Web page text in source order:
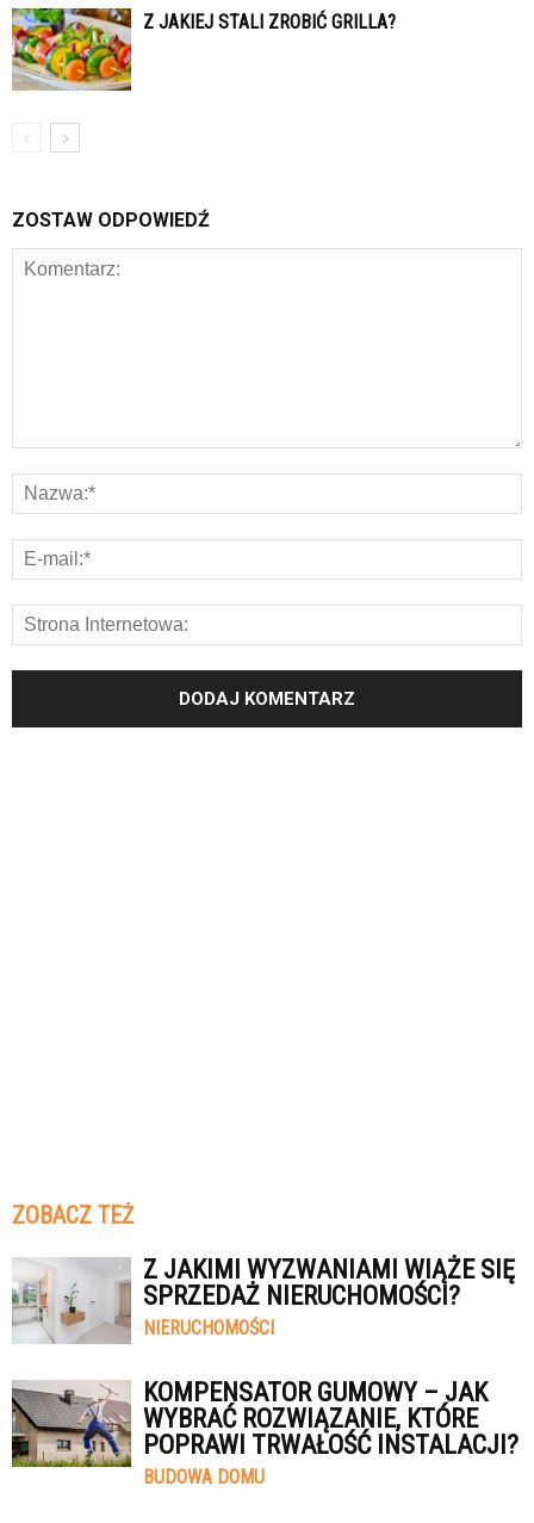
Z JAKIEJ STALI ZROBIĆ GRILLA?
ZOSTAW ODPOWIEDŹ
ZOBACZ TEŻ
Z JAKIMI WYZWANIAMI WIĄŻE SIĘ
SPRZEDAŻ NIERUCHOMOŚCI?
NIERUCHOMOŚCI
KOMPENSATOR GUMOWY – JAK
WYBRAĆ ROZWIĄZANIE, KTÓRE
POPRAWI TRWAŁOŚĆ INSTALACJI?
BUDOWA DOMU